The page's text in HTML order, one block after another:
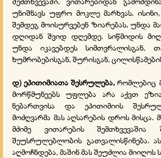
უნიშნავს უფრო მოკლე მარხვას.
შემდეგ მოისურვებენ ზიარებას, უნდა
დღიდან შვიდ დღემდე. სიწმიდის
უნდა იკავებდეს სიმთვრალისგან,
ხუმრობებისგან, შურისგან,
დ) ეპითიმიათა შესრულება, რომლებიც
მორწმუნეებს უფლება არა აქვთ
ნებართვისა და ეპითიმიის
მოძღვარმა მას აღსარების დროს
მძიმე ვითარების შემთხვევაშია
შეუსრულებლობის გათვალისწინება.
აღმოჩნდება, მაშინ მას შეუძლია მიიღოს